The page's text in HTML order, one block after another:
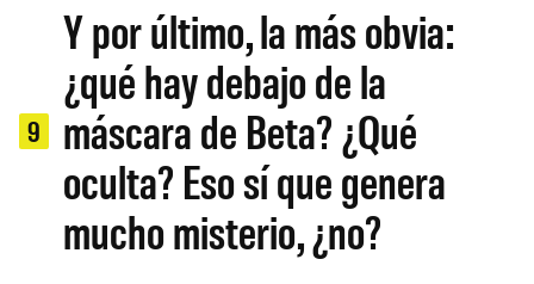
9
Y por último, la más obvia:
¿qué hay debajo de la
máscara de Beta? ¿Qué
oculta? Eso sí que genera
mucho misterio, ¿no?